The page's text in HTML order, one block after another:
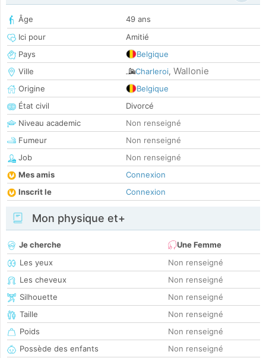
Âge
49 ans
Ici pour
Amitié
Pays
Belgique
Ville
Charleroi, Wallonie
Origine
Belgique
État civil
Divorcé
Niveau academic
Non renseigné
Fumeur
Non renseigné
Job
Non renseigné
Mes amis
Connexion
Inscrit le
Connexion
Mon physique et+
Je cherche
Une Femme
Les yeux
Non renseigné
Les cheveux
Non renseigné
Silhouette
Non renseigné
Taille
Non renseigné
Poids
Non renseigné
Possède des enfants
Non renseigné